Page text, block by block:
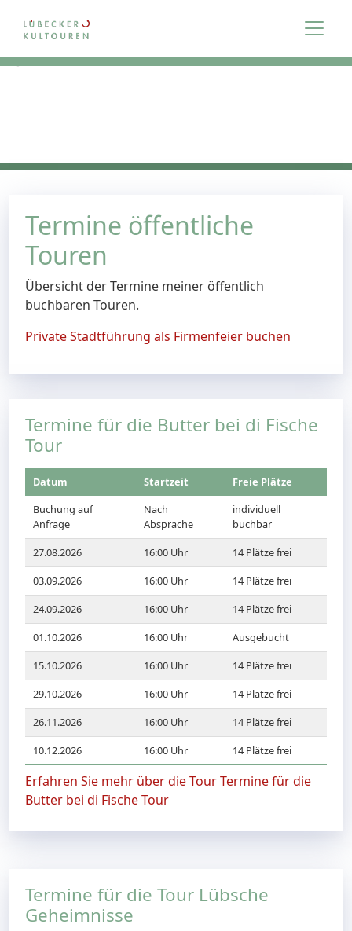
Termine öffentliche
Touren
Übersicht der Termine meiner öffentlich
buchbaren Touren.
Private Stadtführung als Firmenfeier buchen
Termine für die Butter bei di Fische
Tour
Erfahren Sie mehr über die Tour Termine für die
Butter bei di Fische Tour
Datum Startzeit
Freie Plätze
Buchung auf
Anfrage
Nach
Absprache
individuell
buchbar
27.08.2026
16:00 Uhr
14 Plätze frei
03.09.2026
16:00 Uhr
14 Plätze frei
24.09.2026
16:00 Uhr
14 Plätze frei
01.10.2026
16:00 Uhr
Ausgebucht
15.10.2026
16:00 Uhr
14 Plätze frei
29.10.2026
16:00 Uhr
14 Plätze frei
26.11.2026
16:00 Uhr
14 Plätze frei
10.12.2026
16:00 Uhr 14 Plätze frei
Termine für die Tour Lübsche
Geheimnisse